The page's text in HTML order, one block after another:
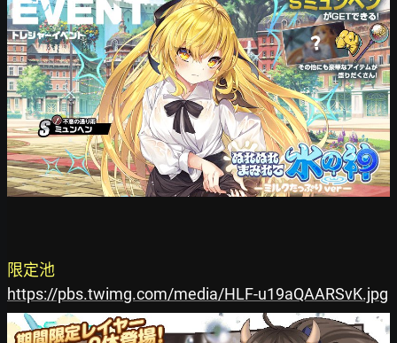
限定池
https://pbs.twimg.com/media/HLF-u19aQAARSvK.jpg